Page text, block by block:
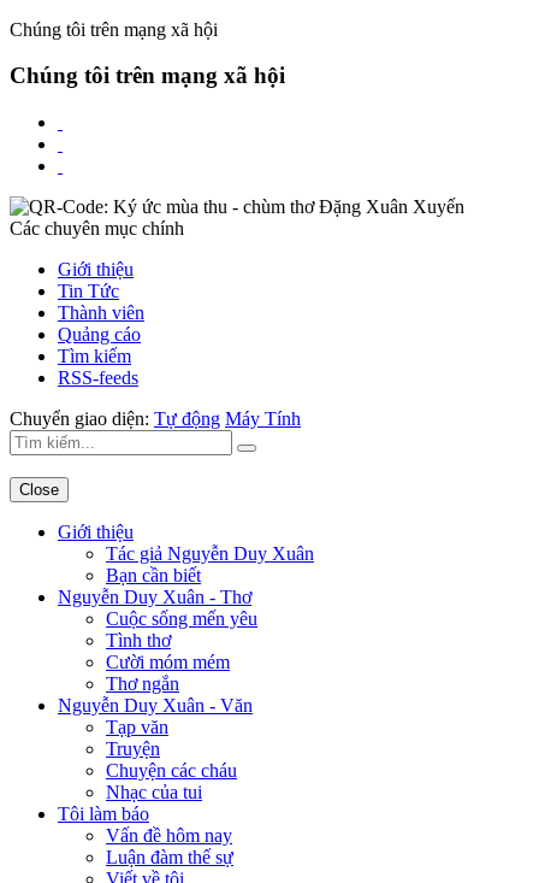
Chúng tôi trên mạng xã hội
Chúng tôi trên mạng xã hội
Các chuyên mục chính
Giới thiệu
Tin Tức
Thành viên
Quảng cáo
Tìm kiếm
RSS-feeds
Chuyển giao diện: Tự động Máy Tính
Close
Giới thiệu
Tác giả Nguyễn Duy Xuân
Bạn cần biết
Nguyễn Duy Xuân - Thơ
Cuộc sống mến yêu
Tình thơ
Cười móm mém
Thơ ngắn
Nguyễn Duy Xuân - Văn
Tạp văn
Truyện
Chuyện các cháu
Nhạc của tui
Tôi làm báo
Vấn đề hôm nay
Luận đàm thế sự